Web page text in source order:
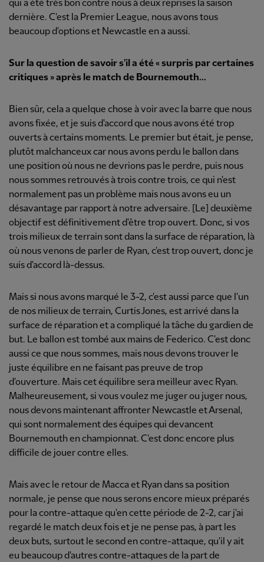
qui a été très bon contre nous à deux reprises la saison
dernière. C'est la Premier League, nous avons tous
beaucoup d'options et Newcastle en a aussi.
Sur la question de savoir s'il a été « surpris par certaines
critiques » après le match de Bournemouth...
Bien sûr, cela a quelque chose à voir avec la barre que nous
avons fixée, et je suis d'accord que nous avons été trop
ouverts à certains moments. Le premier but était, je pense,
plutôt malchanceux car nous avons perdu le ballon dans
une position où nous ne devrions pas le perdre, puis nous
nous sommes retrouvés à trois contre trois, ce qui n'est
normalement pas un problème mais nous avons eu un
désavantage par rapport à notre adversaire. [Le] deuxième
objectif est définitivement d'être trop ouvert. Donc, si vos
trois milieux de terrain sont dans la surface de réparation, là
où nous venons de parler de Ryan, c'est trop ouvert, donc je
suis d'accord là-dessus.
Mais si nous avons marqué le 3-2, c'est aussi parce que l'un
de nos milieux de terrain, Curtis Jones, est arrivé dans la
surface de réparation et a compliqué la tâche du gardien de
but. Le ballon est tombé aux mains de Federico. C'est donc
aussi ce que nous sommes, mais nous devons trouver le
juste équilibre en ne faisant pas preuve de trop
d'ouverture. Mais cet équilibre sera meilleur avec Ryan.
Malheureusement, si vous voulez me juger ou juger nous,
nous devons maintenant affronter Newcastle et Arsenal,
qui sont normalement des équipes qui devancent
Bournemouth en championnat. C'est donc encore plus
difficile de jouer contre elles.
Mais avec le retour de Macca et Ryan dans sa position
normale, je pense que nous serons encore mieux préparés
pour la contre-attaque qu'en cette période de 2-2, car j'ai
regardé le match deux fois et je ne pense pas, à part les
deux buts, surtout le second en contre-attaque, qu'il y ait
eu beaucoup d'autres contre-attaques de la part de